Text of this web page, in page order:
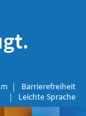
Barrierefreiheit
Leichte Sprache